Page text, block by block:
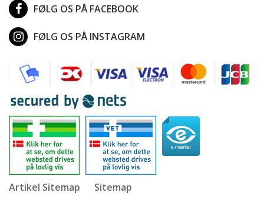
FØLG OS PÅ FACEBOOK
FØLG OS PÅ INSTAGRAM
Artikel Sitemap Sitemap